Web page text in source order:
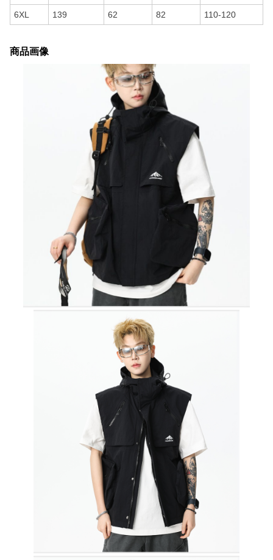
6XL 139 62 82 110-120
商品画像